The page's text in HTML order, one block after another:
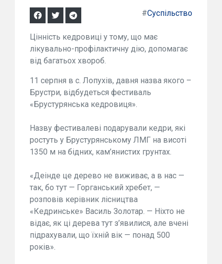
#Суспільство
Цінність кедровиці у тому, що має
лікувально-профілактичну дію, допомагає
від багатьох хвороб.
11 серпня в с. Лопухів, давня назва якого –
Брустри, відбудеться фестиваль
«Брустурянська кедровиця».
Назву фестивалеві подарували кедри, які
ростуть у Брустурянському ЛМГ на висоті
1350 м на бідних, кам’янистих грунтах.
«Деінде це дерево не виживає, а в нас —
так, бо тут — Горганський хребет, —
розповів керівник лісництва
«Кедринське» Василь Золотар. — Ніхто не
відає, як ці дерева тут з’явилися, але вчені
підрахували, що їхній вік — понад 500
років».